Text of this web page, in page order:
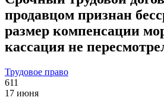
продавцом признан
размер компенсации
кассация не
Трудовое право
611
17 июня